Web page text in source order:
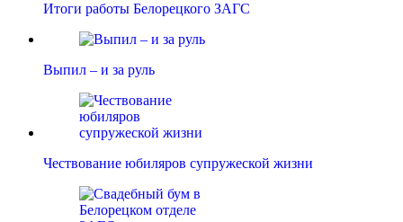
Итоги работы Белорецкого ЗАГС
Выпил – и за руль
Чествование юбиляров супружеской жизни